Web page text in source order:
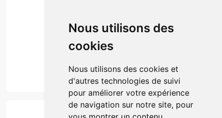
Nous utilisons des
cookies
Nous utilisons des cookies et
d'autres technologies de suivi
pour améliorer votre expérience
de navigation sur notre site, pour
Actualités & conseils
Événements
Marques
Suivez-nous
Paiement